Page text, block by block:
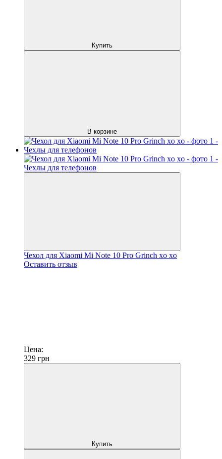
Купить
В корзине
Чехол для Xiaomi Mi Note 10 Pro Grinch xo xo
Оставить отзыв
Цена:
329 грн
Купить